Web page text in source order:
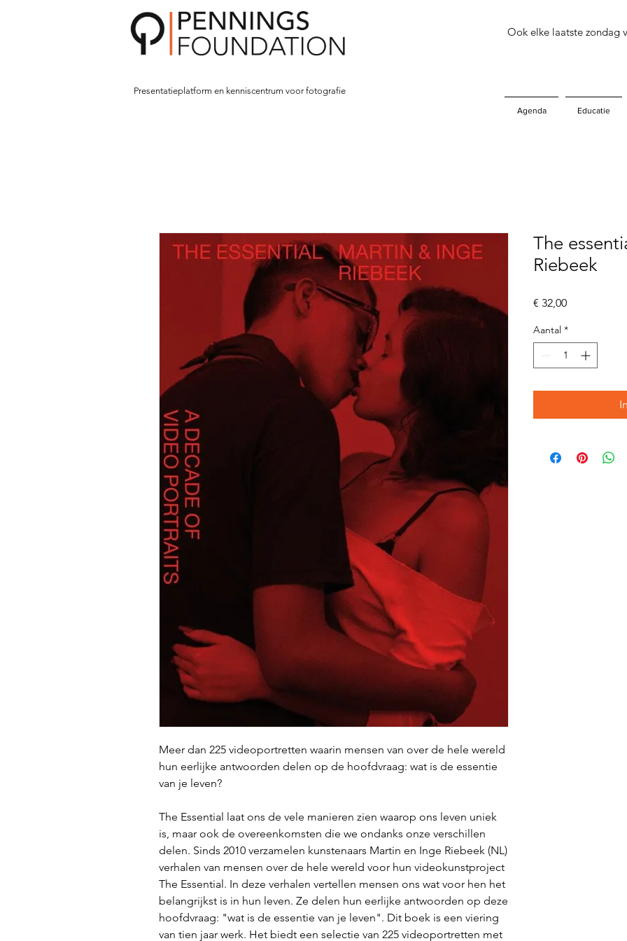
Ook elke laatste zondag
Presentatieplatform en kenniscentrum voor fotografie
Agenda Educatie
Meer dan 225 videoportretten waarin mensen van over de hele wereld
hun eerlijke antwoorden delen op de hoofdvraag: wat is de essentie
van je leven?
The Essential laat ons de vele manieren zien waarop ons leven uniek
is, maar ook de overeenkomsten die we ondanks onze verschillen
delen. Sinds 2010 verzamelen kunstenaars Martin en Inge Riebeek (NL)
verhalen van mensen over de hele wereld voor hun videokunstproject
The Essential. In deze verhalen vertellen mensen ons wat voor hen het
belangrijkst is in hun leven. Ze delen hun eerlijke antwoorden op deze
hoofdvraag: "wat is de essentie van je leven". Dit boek is een viering
van tien jaar werk. Het biedt een selectie van 225 videoportretten met
The
Riebeek
€ 32,00Prijs
Aantal *